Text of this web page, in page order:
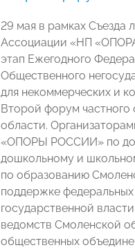
29 мая в рамках
Ассоциации «НП
этап Ежегодного
Общественного
для некоммерческих и
Второй форум
области.
«ОПОРЫ РОССИИ» по
дошкольному и
по образованию
поддержке
государственной
ведомств Смоленской
общественных